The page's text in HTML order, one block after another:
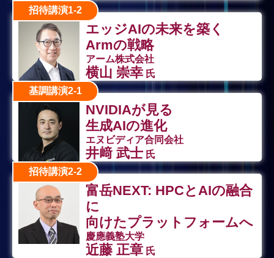
招待講演1-2
エッジAIの未来を築く
Armの戦略
アーム株式会社
横山 崇幸 氏
基調講演2-1
NVIDIAが見る
生成AIの進化
エヌビディア合同会社
井﨑 武士 氏
招待講演2-2
富岳NEXT: HPCとAIの融合
に
向けたプラットフォームへ
慶應義塾大学
近藤 正章 氏